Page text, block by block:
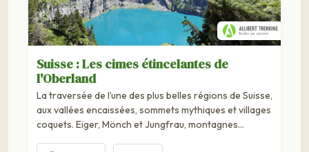
Suisse : Les cimes étincelantes de
l'Oberland
La traversée de l’une des plus belles régions de Suisse,
aux vallées encaissées, sommets mythiques et villages
coquets. Eiger, Mönch et Jungfrau, montagnes